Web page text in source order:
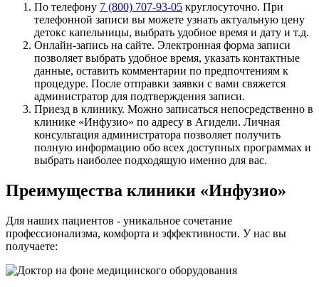
По телефону 7 (800) 707-93-05 круглосуточно. При
телефонной записи вы можете узнать актуальную цену
детокс капельницы, выбрать удобное время и дату и т.д.
Онлайн-запись на сайте. Электронная форма записи
позволяет выбрать удобное время, указать контактные
данные, оставить комментарии по предпочтениям к
процедуре. После отправки заявки с вами свяжется
администратор для подтверждения записи.
Приезд в клинику. Можно записаться непосредственно в
клинике «Инфузио» по адресу в Агидели. Личная
консультация администратора позволяет получить
полную информацию обо всех доступных программах и
выбрать наиболее подходящую именно для вас.
Преимущества клиники «Инфузио»
Для наших пациентов - уникальное сочетание
профессионализма, комфорта и эффективности. У нас вы
получаете: